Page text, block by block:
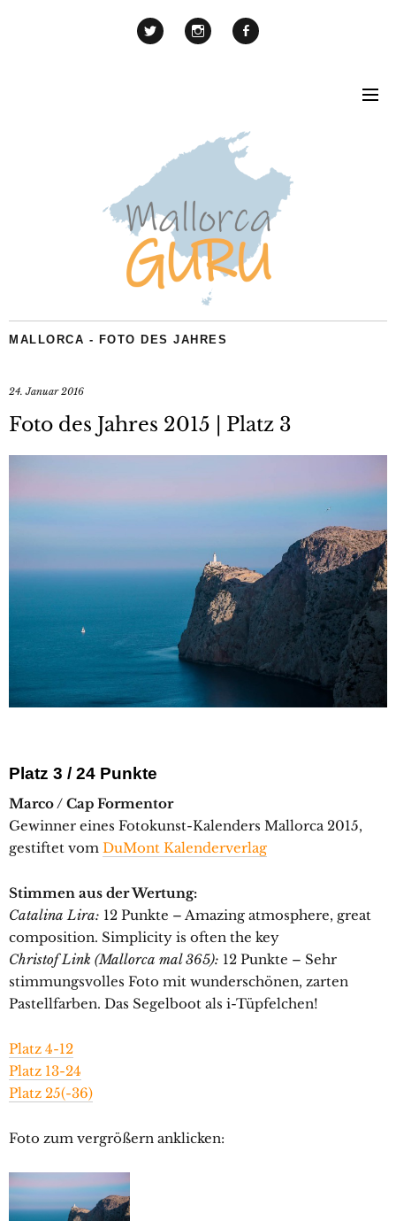
MALLORCA - FOTO DES JAHRES
24. Januar 2016
Foto des Jahres 2015 | Platz 3
Platz 3 / 24 Punkte
Marco / Cap Formentor
Gewinner eines Fotokunst-Kalenders Mallorca 2015,
gestiftet vom DuMont Kalenderverlag
Stimmen aus der Wertung:
Catalina Lira: 12 Punkte – Amazing atmosphere, great
composition. Simplicity is often the key
Christof Link (Mallorca mal 365): 12 Punkte – Sehr
stimmungsvolles Foto mit wunderschönen, zarten
Pastellfarben. Das Segelboot als i-Tüpfelchen!
Platz 4-12
Platz 13-24
Platz 25(-36)
Foto zum vergrößern anklicken: